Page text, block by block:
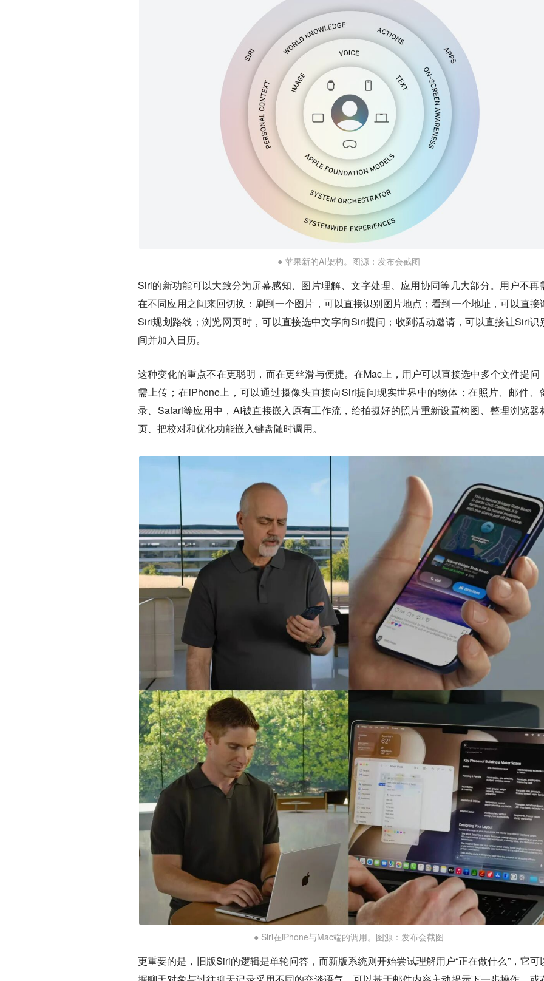
● 苹果新的AI架构。图源：发布会截图
Siri的新功能可以大致分为屏幕感知、图片理解、文字处理、应用协同等几大部分。用户不再
在不同应用之间来回切换：刷到一个图片，可以直接识别图片地点；看到一个地址，可以直接
Siri规划路线；浏览网页时，可以直接选中文字向Siri提问；收到活动邀请，可以直接让Siri识
间并加入日历。
这种变化的重点不在更聪明，而在更丝滑与便捷。在Mac上，用户可以直接选中多个文件提问
需上传；在iPhone上，可以通过摄像头直接向Siri提问现实世界中的物体；在照片、邮件、
录、Safari等应用中，AI被直接嵌入原有工作流，给拍摄好的照片重新设置构图、整理浏览器
页、把校对和优化功能嵌入键盘随时调用。
● Siri在iPhone与Mac端的调用。图源：发布会截图
更重要的是，旧版Siri的逻辑是单轮问答，而新版系统则开始尝试理解用户“正在做什么”，它可